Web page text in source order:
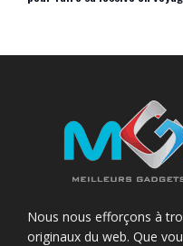
Nous nous efforçons à
originaux du web. Que